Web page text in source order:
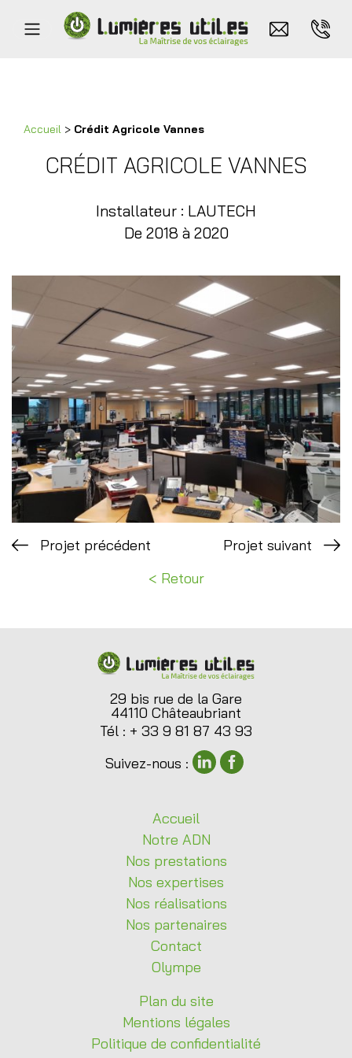
Accueil > Crédit Agricole Vannes
CRÉDIT AGRICOLE VANNES
Installateur : LAUTECH
De 2018 à 2020
Projet précédent
Projet suivant
Retour
29 bis rue de la Gare
44110 Châteaubriant
Tél : + 33 9 81 87 43 93
Suivez-nous :
Accueil
Notre ADN
Nos prestations
Nos expertises
Nos réalisations
Nos partenaires
Contact
Olympe
Plan du site
Mentions légales
Politique de confidentialité